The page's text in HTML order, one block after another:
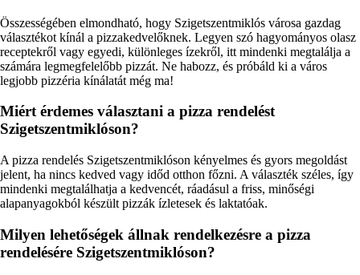
Összességében elmondható, hogy Szigetszentmiklós városa gazdag
választékot kínál a pizzakedvelőknek. Legyen szó hagyományos olasz
receptekről vagy egyedi, különleges ízekről, itt mindenki megtalálja a
számára legmegfelelőbb pizzát. Ne habozz, és próbáld ki a város
legjobb pizzéria kínálatát még ma!
Miért érdemes választani a pizza rendelést
Szigetszentmiklóson?
A pizza rendelés Szigetszentmiklóson kényelmes és gyors megoldást
jelent, ha nincs kedved vagy időd otthon főzni. A választék széles, így
mindenki megtalálhatja a kedvencét, ráadásul a friss, minőségi
alapanyagokból készült pizzák ízletesek és laktatóak.
Milyen lehetőségek állnak rendelkezésre a pizza
rendelésére Szigetszentmiklóson?